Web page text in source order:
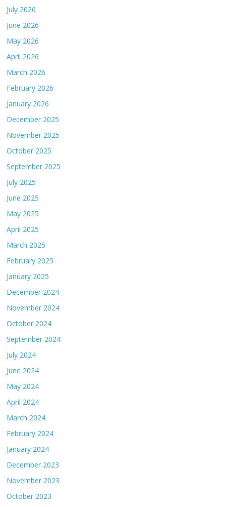
July 2026
June 2026
May 2026
April 2026
March 2026
February 2026
January 2026
December 2025
November 2025
October 2025
September 2025
July 2025
June 2025
May 2025
April 2025
March 2025
February 2025
January 2025
December 2024
November 2024
October 2024
September 2024
July 2024
June 2024
May 2024
April 2024
March 2024
February 2024
January 2024
December 2023
November 2023
October 2023